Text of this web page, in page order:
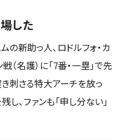
した
新助っ人、ロドルフォ・カ
名護）に「7番・一塁」で先
刺さる特大アーチを放っ
、ファンも「申し分ない」